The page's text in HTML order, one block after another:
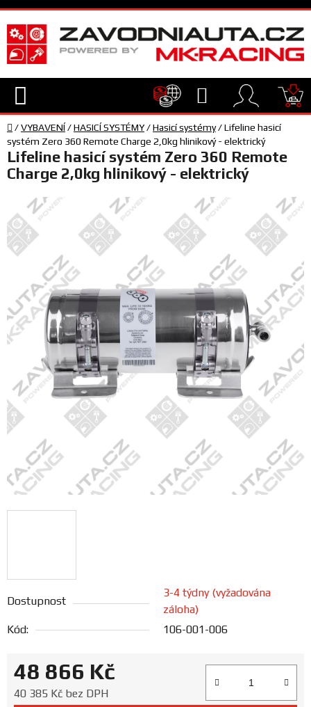
Přejít
na
obsah
Hledat
TECHNIKA
VYBAVENÍ
JEZDEC
TÝM
SERVIS
FANOUŠCI
Profil
firmy
Obchodní
podmínky
Doprava
a
katalogy
Prodejny
Domů
/VYBAVENÍ/HASICÍ SYSTÉMY/Hasicí systémy/Lifeline hasicí
systém Zero 360 Remote Charge 2,0kg hlinikový - elektrický
Dostupnost
3-4 týdny (vyžadována
záloha)
Kód:
106-001-006
48 866 Kč
40 385 Kč bez DPH
Lifeline hasicí systém Zero 360 Remote
Charge 2,0kg hlinikový - elektrický